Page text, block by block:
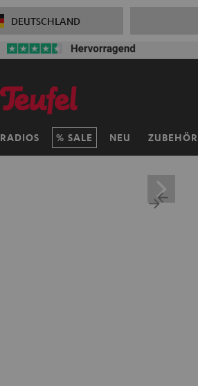
DEUTSCHLAND
RADIOS SALE NEU ZUBEHÖR